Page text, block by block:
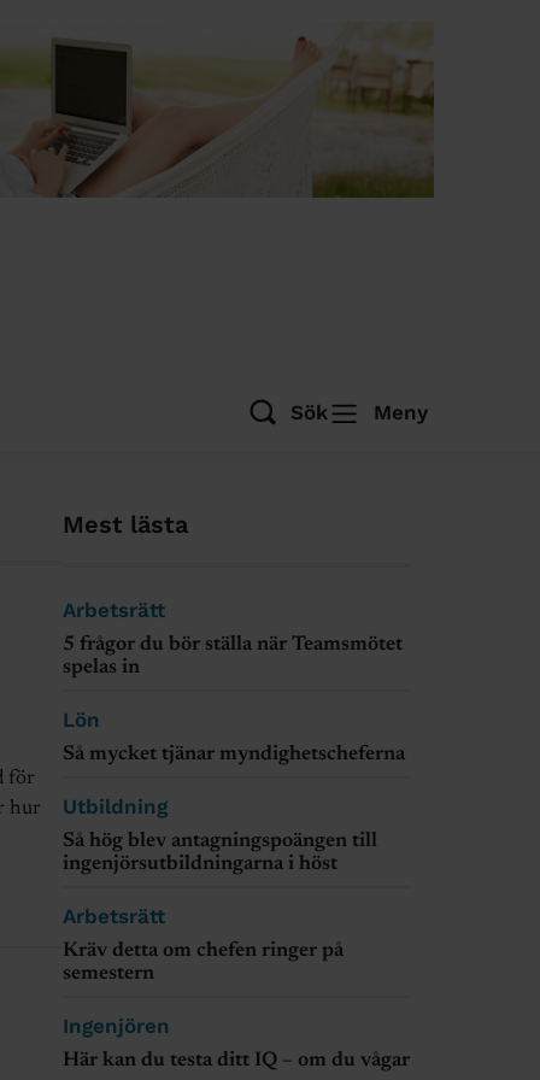
Sök Meny
för
hur
Mest lästa
Arbetsrätt
5 frågor du bör ställa när Teamsmötet
spelas in
Lön
Så mycket tjänar myndighetscheferna
Utbildning
Så hög blev antagningspoängen till
ingenjörsutbildningarna i höst
Arbetsrätt
Kräv detta om chefen ringer på
semestern
Ingenjören
Här kan du testa ditt IQ – om du vågar